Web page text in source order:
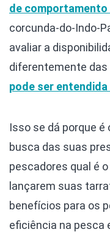
de
corcunda-do-Indo-
avaliar a
diferentemente
pode ser
Isso se dá porque
busca das suas
pescadores qual é
lançarem suas
benefícios para os
eficiência na pesca